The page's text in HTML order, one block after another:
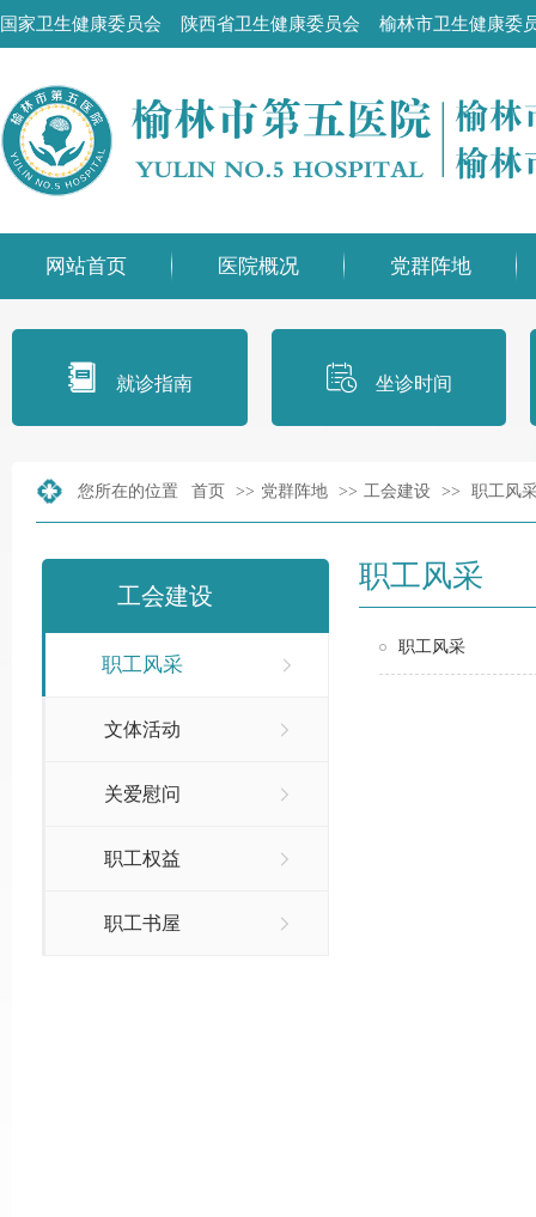
国家卫生健康委员会 陕西省卫生健康委员会 榆林市卫生健康委
网站首页 医院概况 党群阵地
就诊指南 坐诊时间
您所在的位置 首页 >> 党群阵地 >> 工会建设 >> 职工风
工会建设
职工风采
文体活动
关爱慰问
职工权益
职工书屋
职工风采
职工风采